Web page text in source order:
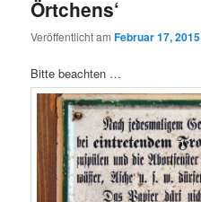
Örtchens‘
Veröffentlicht amFebruar 17, 2015
Bitte beachten …